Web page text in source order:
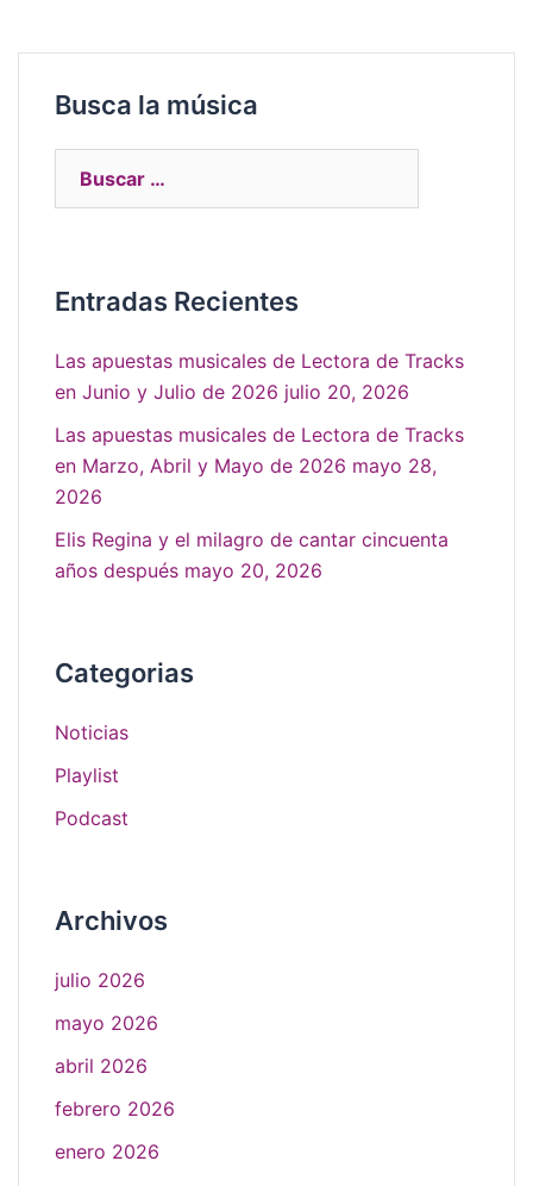
Busca la música
Entradas Recientes
Las apuestas musicales de Lectora de Tracks
en Junio y Julio de 2026 julio 20, 2026
Las apuestas musicales de Lectora de Tracks
en Marzo, Abril y Mayo de 2026 mayo 28,
2026
Elis Regina y el milagro de cantar cincuenta
años después mayo 20, 2026
Categorias
Noticias
Playlist
Podcast
Archivos
julio 2026
mayo 2026
abril 2026
febrero 2026
enero 2026